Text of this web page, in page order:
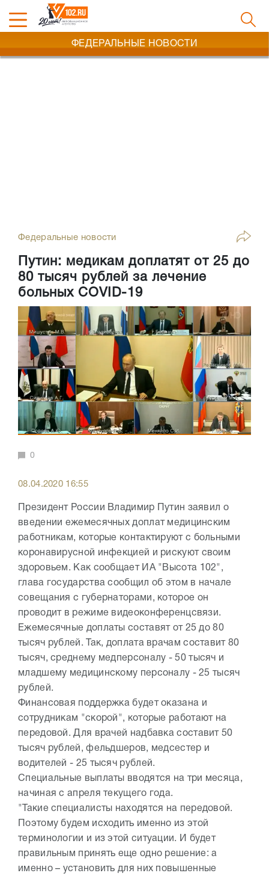
ФЕДЕРАЛЬНЫЕ НОВОСТИ
Федеральные новости
Путин: медикам доплатят от 25 до
80 тысяч рублей за лечение
больных COVID-19
0
08.04.2020 16:55
Президент России Владимир Путин заявил о
введении ежемесячных доплат медицинским
работникам, которые контактируют с больными
коронавирусной инфекцией и рискуют своим
здоровьем. Как сообщает ИА "Высота 102",
глава государства сообщил об этом в начале
совещания с губернаторами, которое он
проводит в режиме видеоконференцсвязи.
Ежемесячные доплаты составят от 25 до 80
тысяч рублей. Так, доплата врачам составит 80
тысяч, среднему медперсоналу - 50 тысяч и
младшему медицинскому персоналу - 25 тысяч
рублей.
Финансовая поддержка будет оказана и
сотрудникам "скорой", которые работают на
передовой. Для врачей надбавка составит 50
тысяч рублей, фельдшеров, медсестер и
водителей - 25 тысяч рублей.
Специальные выплаты вводятся на три месяца,
начиная с апреля текущего года.
"Такие специалисты находятся на передовой.
Поэтому будем исходить именно из этой
терминологии и из этой ситуации. И будет
правильным принять еще одно решение: а
именно – установить для них повышенные